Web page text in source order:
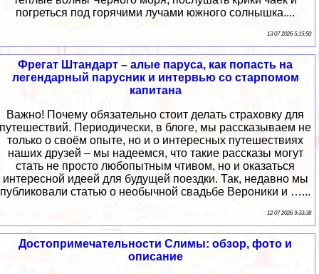
погреться под горячими лучами южного солнышка....
13 07 2026 5:15:50
Фрегат Штандарт – алые паруса, как попасть на
легендарный парусник и интервью со старпомом
капитана
Важно! Почему обязательно стоит делать страховку для
путешествий. Периодически, в блоге, мы рассказываем не
только о своём опыте, но и о интересных путешествиях
наших друзей – мы надеемся, что такие рассказы могут
стать не просто любопытным чтивом, но и оказаться
интересной идеей для будущей поездки. Так, недавно мы
публиковали статью о необычной свадьбе Вероники и …...
12 07 2026 9:33:38
Достопримечательности Слимы: обзор, фото и
описание